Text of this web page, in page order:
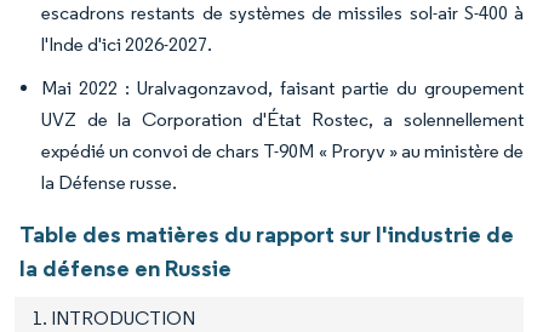
escadrons restants de systèmes de missiles sol-air S-400 à
l'Inde d'ici 2026-2027.
Mai 2022 : Uralvagonzavod, faisant partie du groupement
UVZ de la Corporation d'État Rostec, a solennellement
expédié un convoi de chars T-90M « Proryv » au ministère de
la Défense russe.
Table des matières du rapport sur l'industrie de
la défense en Russie
1. INTRODUCTION